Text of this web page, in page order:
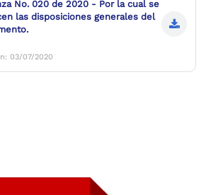
No. 020 de 2020 - Por la cual se
las disposiciones generales del
03/07/2020